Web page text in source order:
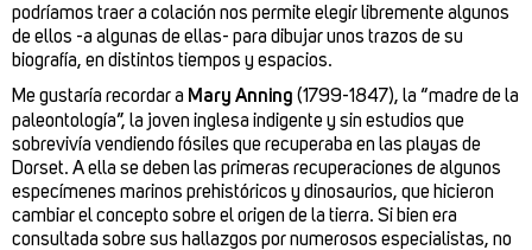
podríamos traer a colación nos permite elegir libremente algunos
de ellos -a algunas de ellas- para dibujar unos trazos de su
biografía, en distintos tiempos y espacios.
Me gustaría recordar a Mary Anning (1799-1847), la “madre de la
paleontología”, la joven inglesa indigente y sin estudios que
sobrevivía vendiendo fósiles que recuperaba en las playas de
Dorset. A ella se deben las primeras recuperaciones de algunos
especímenes marinos prehistóricos y dinosaurios, que hicieron
cambiar el concepto sobre el origen de la tierra. Si bien era
consultada sobre sus hallazgos por numerosos especialistas, no